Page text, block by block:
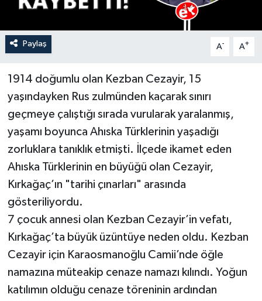
Paylaş A- A+
1914 doğumlu olan Kezban Cezayir, 15
yaşındayken Rus zulmünden kaçarak sınırı
geçmeye çalıştığı sırada vurularak yaralanmış,
yaşamı boyunca Ahıska Türklerinin yaşadığı
zorluklara tanıklık etmişti. İlçede ikamet eden
Ahıska Türklerinin en büyüğü olan Cezayir,
Kırkağaç’ın "tarihi çınarları" arasında
gösteriliyordu.
7 çocuk annesi olan Kezban Cezayir’in vefatı,
Kırkağaç’ta büyük üzüntüye neden oldu. Kezban
Cezayir için Karaosmanoğlu Camii’nde öğle
namazına müteakip cenaze namazı kılındı. Yoğun
katılımın olduğu cenaze töreninin ardından